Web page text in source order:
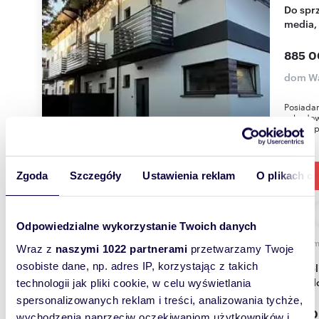
Zgoda Szczegóły Ustawienia reklam O plikach
Odpowiedzialne wykorzystanie Twoich danych
Wraz z naszymi 1022 partnerami przetwarzamy Twoje
osobiste dane, np. adres IP, korzystając z takich
technologii jak pliki cookie, w celu wyświetlania
spersonalizowanych reklam i treści, analizowania tychże,
Do sprzedania domy bliźniaki z ogrodem, pełne
885
dom
są to w
WYRÓŻNIONE m
2